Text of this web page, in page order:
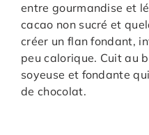
entre gourmandise et
cacao non sucré et
créer un flan fondant,
peu calorique. Cuit au
soyeuse et fondante
de chocolat.